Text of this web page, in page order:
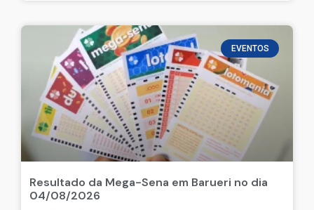
EVENTOS
Resultado da Mega-Sena em Barueri no dia
04/08/2026